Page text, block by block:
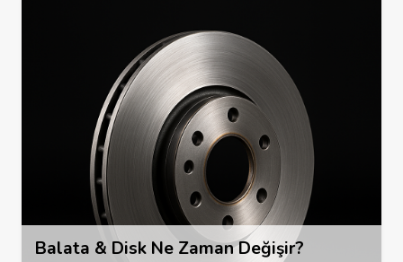
Balata & Disk Ne Zaman Değişir?